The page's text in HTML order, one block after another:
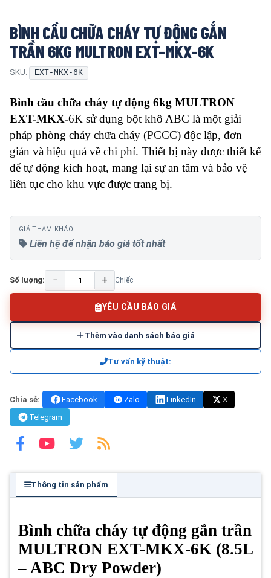
BÌNH CẦU CHỮA CHÁY TỰ ĐỘNG GẮN
TRẦN 6KG MULTRON EXT-MKX-6K
SKU: EXT-MKX-6K
Bình cầu chữa cháy tự động 6kg MULTRON
EXT-MKX-6K sử dụng bột khô ABC là một giải
pháp phòng cháy chữa cháy (PCCC) độc lập, đơn
giản và hiệu quả về chi phí. Thiết bị này được thiết kế
để tự động kích hoạt, mang lại sự an tâm và bảo vệ
liên tục cho khu vực được trang bị.
GIÁ THAM KHẢO
Liên hệ để nhận báo giá tốt nhất
Số lượng: − + Chiếc
YÊU CẦU BÁO GIÁ
Thêm vào danh sách báo giá
Tư vấn kỹ thuật:
Chia sẻ: Facebook Zalo LinkedIn
X
Telegram
Thông tin sản phẩm
Bình chữa cháy tự động gắn trần
MULTRON EXT-MKX-6K (8.5L
– ABC Dry Powder)